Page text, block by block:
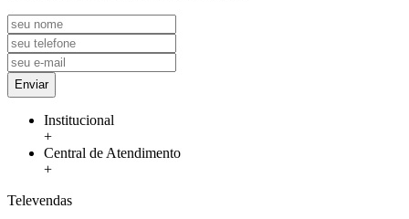
Enviar
Institucional
+
Central de Atendimento
+
Televendas